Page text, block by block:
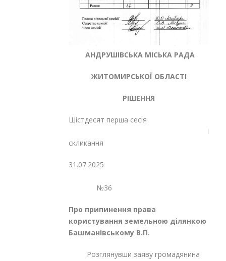
АНДРУШІВСЬКА МІСЬКА РАДА
ЖИТОМИРСЬКОЇ ОБЛАСТІ
РІШЕННЯ
Шістдесят перша сесія
скликання
31.07.2025
№36
Про припинення права
користування земельною ділянкою
Башманівському В.П.
Розглянувши заяву громадянина